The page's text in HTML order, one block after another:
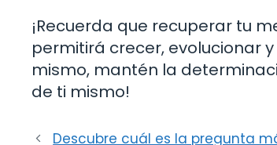
¡Recuerda que recuperar tu
permitirá crecer, evolucionar
mismo, mantén la
de ti mismo!
Descubre cuál es la pregunta